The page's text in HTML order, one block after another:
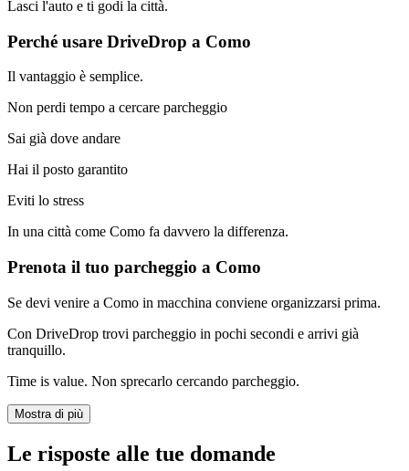
Lasci l'auto e ti godi la città.
Perché usare DriveDrop a Como
Il vantaggio è semplice.
Non perdi tempo a cercare parcheggio
Sai già dove andare
Hai il posto garantito
Eviti lo stress
In una città come Como fa davvero la differenza.
Prenota il tuo parcheggio a Como
Se devi venire a Como in macchina conviene organizzarsi prima.
Con DriveDrop trovi parcheggio in pochi secondi e arrivi già
tranquillo.
Time is value. Non sprecarlo cercando parcheggio.
Mostra di più
Le risposte alle tue domande